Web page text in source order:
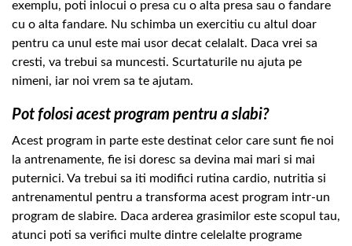
exemplu, poti inlocui o presa cu o alta presa sau o fandare
cu o alta fandare. Nu schimba un exercitiu cu altul doar
pentru ca unul este mai usor decat celalalt. Daca vrei sa
cresti, va trebui sa muncesti. Scurtaturile nu ajuta pe
nimeni, iar noi vrem sa te ajutam.
Pot folosi acest program pentru a slabi?
Acest program in parte este destinat celor care sunt fie noi
la antrenamente, fie isi doresc sa devina mai mari si mai
puternici. Va trebui sa iti modifici rutina cardio, nutritia si
antrenamentul pentru a transforma acest program intr-un
program de slabire. Daca arderea grasimilor este scopul tau,
atunci poti sa verifici multe dintre celelalte programe